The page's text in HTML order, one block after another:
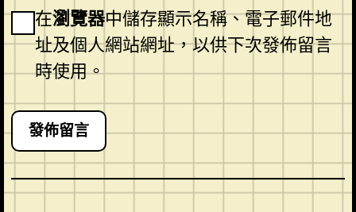
在瀏覽器中儲存顯示名稱、電子郵件地
址及個人網站網址，以供下次發佈留言
時使用。